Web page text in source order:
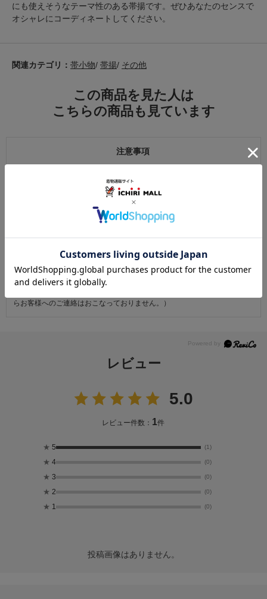
にも使えそうなテーマ性のある帯揚です。ぜひあなたのセンスで
オシャレにコーディネートしてください。
関連カテゴリ： 帯小物/ 帯揚/ その他
この商品を見た人は
こちらの商品も見ています
注意事項
返品にかかる送料は無料です。
ただし次に該当するものは返品をお受けできません。
・商品到着後31日以上経過した商品
・1点あたり20万円以上の商品でお客様の寸法にお仕立て済みの場合
・時間帯指定は配送業者のサービスであり、確実なお届けをお約束できる
ものではございません。あらかじめご了承ください。
・天災・事故などによる交通渋滞や物量増加、異常気象やその他諸事情に
より、指定時間帯にお届けができない場合がございます。
らお客様へのご連絡はおこなっておりません。）
レビュー
5.0
レビュー件数： 1件
★ 5 (1)
★ 4 (0)
★ 3 (0)
★ 2 (0)
★ 1 (0)
投稿画像はありません。